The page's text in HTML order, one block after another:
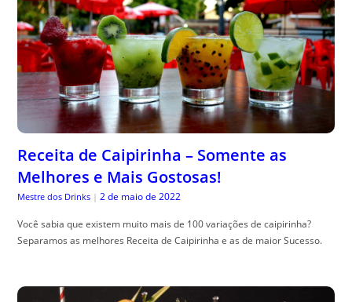
Receita de Caipirinha – Somente as
Melhores e Mais Gostosas!
Mestre dos Drinks | 2 de maio de 2022
Você sabia que existem muito mais de 100 variações de caipirinha?
Separamos as melhores Receita de Caipirinha e as de maior Sucesso.